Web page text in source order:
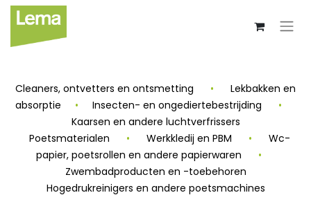
Cleaners, ontvetters en ontsmetting •
Lekbakken en
absorptie
• Insecten- en ongediertebestrijding
•
Kaarsen en andere luchtverfrissers
Poetsmaterialen
• Werkkledij en PBM •
Wc-
papier, poetsrollen en andere papierwaren
•
Zwembadproducten en -toebehoren
Hogedrukreinigers en andere poetsmachines